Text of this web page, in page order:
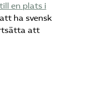
till en plats i
ha svensk
att